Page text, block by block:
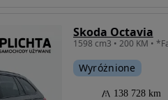
Skoda Octavia
Wyróżnione
138 728 km